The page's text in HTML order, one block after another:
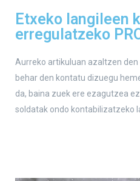
Etxeko langileen
erregulatzeko
Aurreko artikuluan azaltzen
behar den kontatu dizuegu
da, baina zuek ere ezagutzea
soldatak ondo kontabilizatzeko